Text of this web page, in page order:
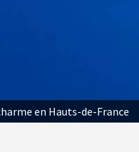
en Hauts-de-France